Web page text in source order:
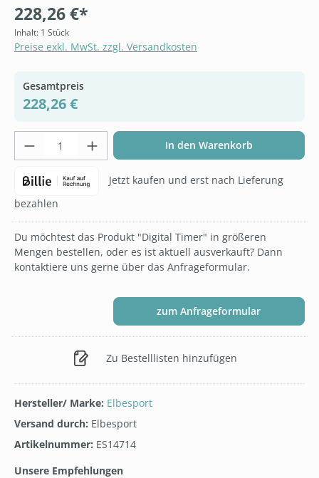
228,26 €*
Inhalt: 1 Stück
Preise exkl. MwSt. zzgl. Versandkosten
Gesamtpreis
228,26 €
Produkt Anzahl: Gib den gewünschten
In den Warenkorb
Jetzt kaufen und erst nach Lieferung
bezahlen
Du möchtest das Produkt "Digital Timer" in größeren
Mengen bestellen, oder es ist aktuell ausverkauft? Dann
kontaktiere uns gerne über das Anfrageformular.
zum Anfrageformular
Zu Bestelllisten hinzufügen
Hersteller/ Marke: Elbesport
Versand durch: Elbesport
Artikelnummer: ES14714
Unsere Empfehlungen